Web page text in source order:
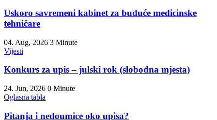
Uskoro savremeni kabinet za buduće medicinske
tehničare
04. Aug, 2026 3 Minute
Vijesti
Konkurs za upis – julski rok (slobodna mjesta)
24. Jun, 2026 0 Minute
Oglasna tabla
Pitanja i nedoumice oko upisa?